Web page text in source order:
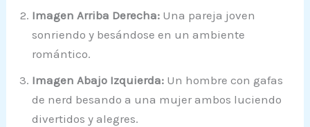
Imagen Arriba Derecha: Una pareja joven
sonriendo y besándose en un ambiente
romántico.
Imagen Abajo Izquierda: Un hombre con gafas
de nerd besando a una mujer ambos luciendo
divertidos y alegres.